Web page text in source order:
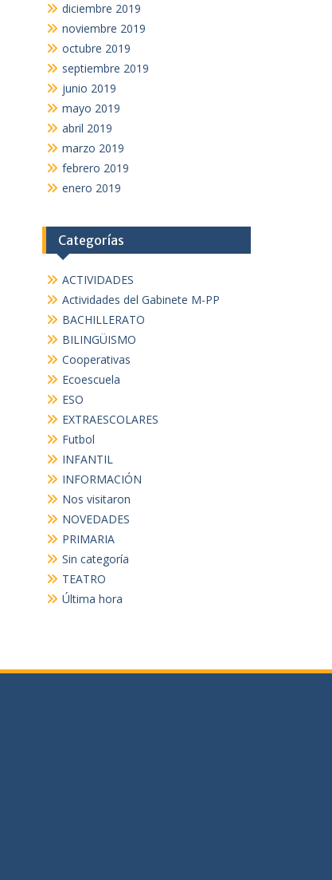
diciembre 2019
noviembre 2019
octubre 2019
septiembre 2019
junio 2019
mayo 2019
abril 2019
marzo 2019
febrero 2019
enero 2019
Categorías
ACTIVIDADES
Actividades del Gabinete M-PP
BACHILLERATO
BILINGÜISMO
Cooperativas
Ecoescuela
ESO
EXTRAESCOLARES
Futbol
INFANTIL
INFORMACIÓN
Nos visitaron
NOVEDADES
PRIMARIA
Sin categoría
TEATRO
Última hora